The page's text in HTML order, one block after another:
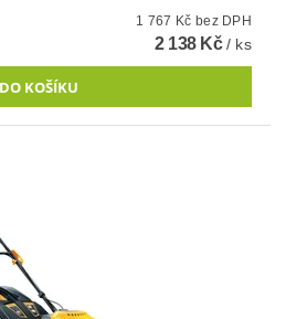
1 767 Kč bez DPH
2 138 Kč/ ks